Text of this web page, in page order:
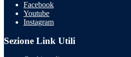
Facebook
Youtube
Instagram
Sezione Link Utili